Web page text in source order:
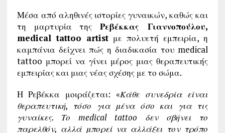
Μέσα από αληθινές ιστορίες γυναικών, καθώς και
τη μαρτυρία τηςΡεβέκκας Γιαννοπούλου,
medical tattoo artistμε πολυετή εμπειρία, η
καμπάνια δείχνει πώς η διαδικασία του medical
tattoo μπορεί να γίνει μέρος μιας θεραπευτικής
εμπειρίας και μιας νέας σχέσης με το σώμα.
Η Ρεβέκκα μοιράζεται: «Κάθε συνεδρία είναι
θεραπευτική, τόσο για μένα όσο και για τις
γυναίκες. Το medical tattoo δεν σβήνει το
παρελθόν, αλλά μπορεί να αλλάξει τον τρόπο